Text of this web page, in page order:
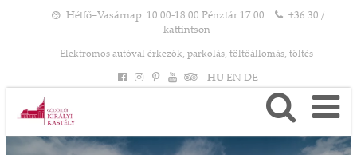
Hétfő–Vasárnap: 10:00-18:00 Pénztár 17:00
+36 30 /
kattintson
Elektromos autóval érkezők, parkolás, töltőállomás, töltés
HU EN DE